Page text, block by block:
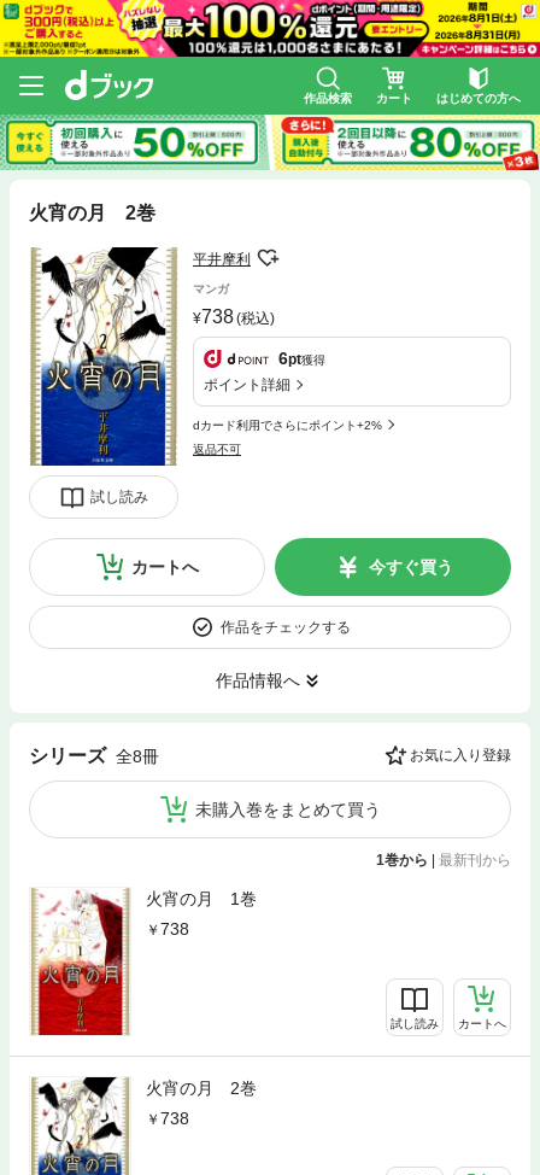
作品検索 カート はじめての方へ
火宵の月 2巻
試し読み
平井摩利
マンガ
738(税込)
6pt獲得
ポイント詳細
dカード利用でさらにポイント+2%
返品不可
カートへ 今すぐ買う
作品をチェックする
作品情報へ
シリーズ 全8冊 お気に入り登録
未購入巻をまとめて買う
1巻から | 最新刊から
火宵の月 1巻
738
試し読み カートへ
火宵の月 2巻
738